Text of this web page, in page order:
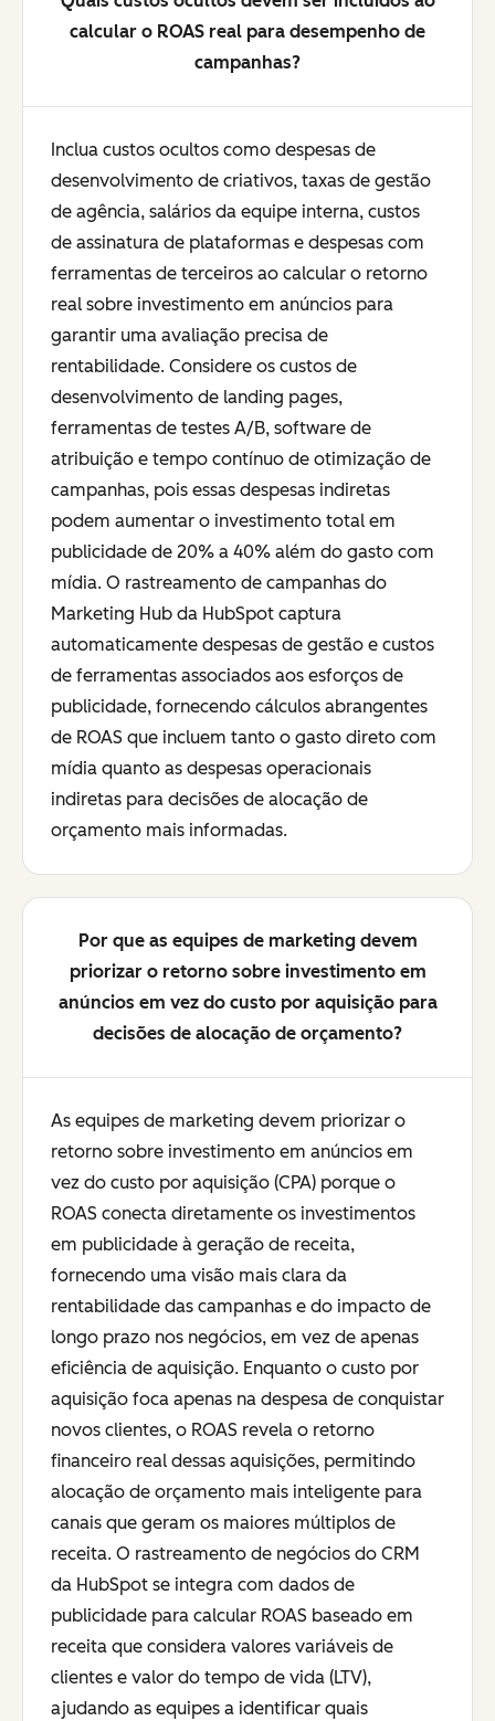
calcular o ROAS real para desempenho de
campanhas?
Inclua custos ocultos como despesas de
desenvolvimento de criativos, taxas de gestão
de agência, salários da equipe interna, custos
de assinatura de plataformas e despesas com
ferramentas de terceiros ao calcular o retorno
real sobre investimento em anúncios para
garantir uma avaliação precisa de
rentabilidade. Considere os custos de
desenvolvimento de landing pages,
ferramentas de testes A/B, software de
atribuição e tempo contínuo de otimização de
campanhas, pois essas despesas indiretas
podem aumentar o investimento total em
publicidade de 20% a 40% além do gasto com
mídia. O rastreamento de campanhas do
Marketing Hub da HubSpot captura
automaticamente despesas de gestão e custos
de ferramentas associados aos esforços de
publicidade, fornecendo cálculos abrangentes
de ROAS que incluem tanto o gasto direto com
mídia quanto as despesas operacionais
indiretas para decisões de alocação de
orçamento mais informadas.
Por que as equipes de marketing devem
priorizar o retorno sobre investimento em
anúncios em vez do custo por aquisição para
decisões de alocação de orçamento?
As equipes de marketing devem priorizar o
retorno sobre investimento em anúncios em
vez do custo por aquisição (CPA) porque o
ROAS conecta diretamente os investimentos
em publicidade à geração de receita,
fornecendo uma visão mais clara da
rentabilidade das campanhas e do impacto de
longo prazo nos negócios, em vez de apenas
eficiência de aquisição. Enquanto o custo por
aquisição foca apenas na despesa de conquistar
novos clientes, o ROAS revela o retorno
financeiro real dessas aquisições, permitindo
alocação de orçamento mais inteligente para
canais que geram os maiores múltiplos de
receita. O rastreamento de negócios do CRM
da HubSpot se integra com dados de
publicidade para calcular ROAS baseado em
receita que considera valores variáveis de
clientes e valor do tempo de vida (LTV),
ajudando as equipes a identificar quais